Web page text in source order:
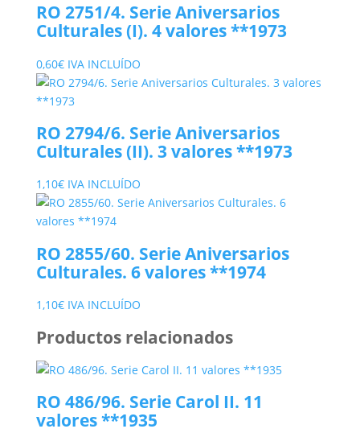
RO 2751/4. Serie Aniversarios
Culturales (I). 4 valores **1973
0,60€ IVA INCLUÍDO
RO 2794/6. Serie Aniversarios
Culturales (II). 3 valores **1973
1,10€ IVA INCLUÍDO
RO 2855/60. Serie Aniversarios
Culturales. 6 valores **1974
1,10€ IVA INCLUÍDO
Productos relacionados
RO 486/96. Serie Carol II. 11
valores **1935